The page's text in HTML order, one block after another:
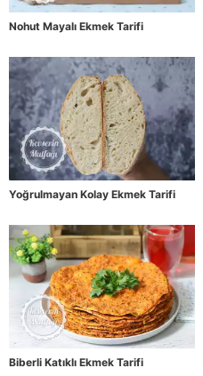
Nohut Mayalı Ekmek Tarifi
Yoğrulmayan Kolay Ekmek Tarifi
Biberli Katıklı Ekmek Tarifi